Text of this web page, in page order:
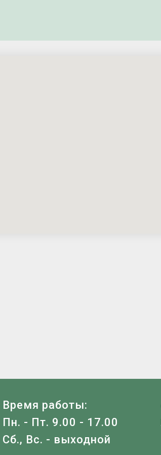
Время работы:
Пн. - Пт. 9.00 - 17.00
Сб., Вс. - выходной